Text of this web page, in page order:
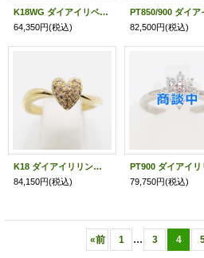
K18WG ダイアイリペンダントネックレス 0.21ct 0.05ct 2.30g
64,350円(税込)
82,500円(税込)
K18 ダイアイリリング 0.11ct 3.40g
84,150円(税込)
79,750円(税込)
«前 1 ... 3 4